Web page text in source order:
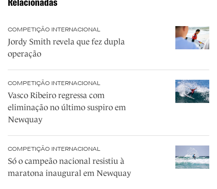
COMPETIÇÃO INTERNACIONAL
Jordy Smith revela que fez dupla
operação
COMPETIÇÃO INTERNACIONAL
Vasco Ribeiro regressa com
eliminação no último suspiro em
Newquay
COMPETIÇÃO INTERNACIONAL
Só o campeão nacional resistiu à
maratona inaugural em Newquay